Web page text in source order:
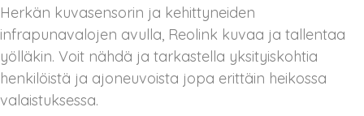
Herkän kuvasensorin ja kehittyneiden
infrapunavalojen avulla, Reolink kuvaa ja tallentaa
yölläkin. Voit nähdä ja tarkastella yksityiskohtia
henkilöistä ja ajoneuvoista jopa erittäin heikossa
valaistuksessa.